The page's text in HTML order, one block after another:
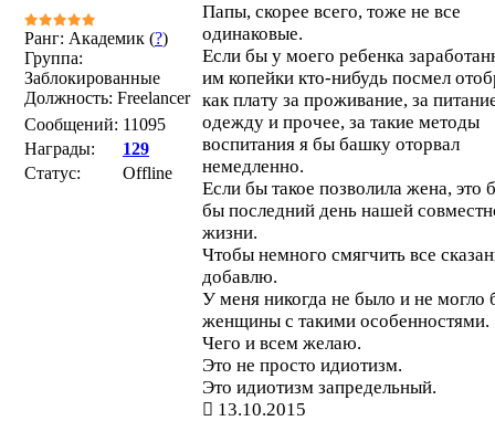
Ранг: Академик (?)
Группа:
Заблокированные
Должность: Freelancer
Сообщений: 11095
Награды:
129
Статус:
Offline
Папы, скорее всего, тоже не все
одинаковые.
Если бы у моего ребенка
им копейки кто-нибудь посмел
как плату за проживание, за
одежду и прочее, за такие методы
воспитания я бы башку оторвал
немедленно.
Если бы такое позволила жена, это
бы последний день нашей
жизни.
Чтобы немного смягчить все
добавлю.
У меня никогда не было и не могло
женщины с такими особенностями.
Чего и всем желаю.
Это не просто идиотизм.
Это идиотизм запредельный.
13.10.2015